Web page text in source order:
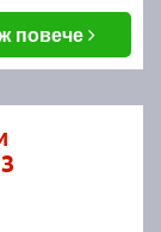
повече